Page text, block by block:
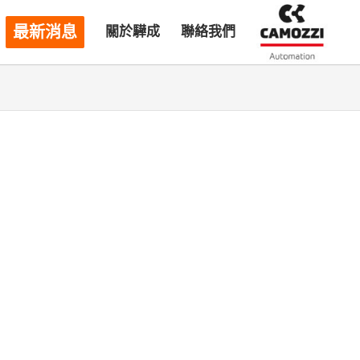
最新消息 關於驊成 聯絡我們